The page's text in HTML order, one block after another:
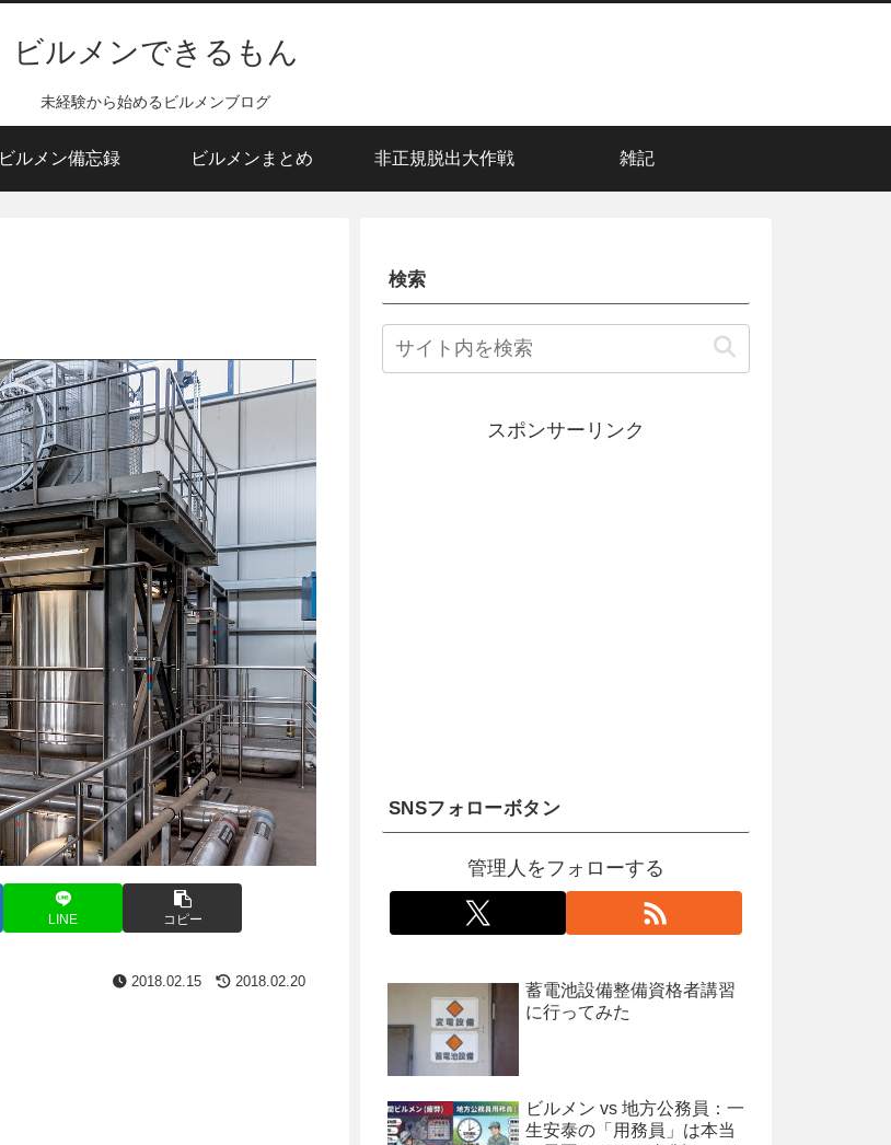
ビルメンできるもん
未経験から始めるビルメンブログ
ビルメン備忘録 ビルメンまとめ 非正規脱出大作戦 雑記
LINE コピー
2018.02.15 2018.02.20
検索
スポンサーリンク
SNSフォローボタン
管理人をフォローする
蓄電池設備整備資格者講習
に行ってみた
ビルメン vs 地方公務員：一
生安泰の「用務員」は本当